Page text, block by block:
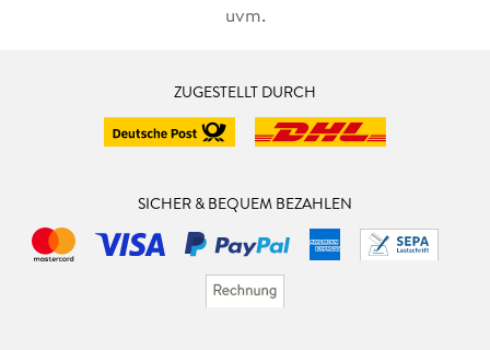
uvm.
ZUGESTELLT DURCH
SICHER & BEQUEM BEZAHLEN